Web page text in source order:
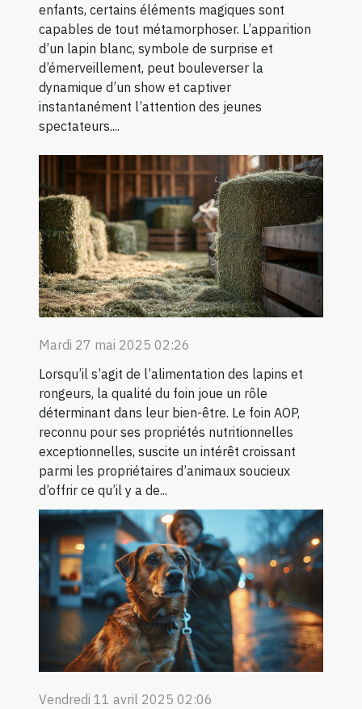
enfants, certains éléments magiques sont
capables de tout métamorphoser. L’apparition
d’un lapin blanc, symbole de surprise et
d’émerveillement, peut bouleverser la
dynamique d’un show et captiver
instantanément l’attention des jeunes
spectateurs....
Mardi 27 mai 2025 02:26
Lorsqu’il s’agit de l’alimentation des lapins et
rongeurs, la qualité du foin joue un rôle
déterminant dans leur bien-être. Le foin AOP,
reconnu pour ses propriétés nutritionnelles
exceptionnelles, suscite un intérêt croissant
parmi les propriétaires d’animaux soucieux
d’offrir ce qu’il y a de...
Vendredi 11 avril 2025 02:06